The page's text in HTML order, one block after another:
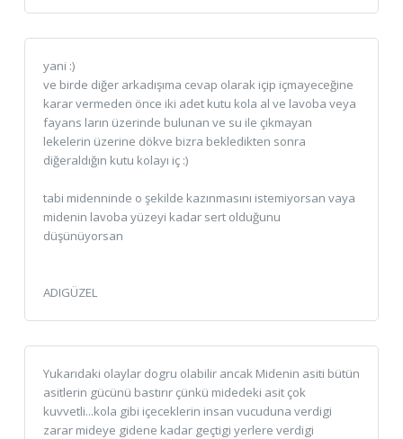
yani :)
ve birde diğer arkadışıma cevap olarak içip içmayeceğine
karar vermeden önce iki adet kutu kola al ve lavoba veya
fayans ların üzerinde bulunan ve su ile çıkmayan
lekelerin üzerine dökve bizra bekledikten sonra
diğeraldığın kutu kolayı iç :)
tabi midenninde o şekilde kazınmasını istemiyorsan vaya
midenin lavoba yüzeyi kadar sert olduğunu
düşünüyorsan
ADIGÜZEL
Yukarıdaki olaylar dogru olabilir ancak Midenin asiti bütün
asitlerin gücünü bastırır çünkü midedeki asit çok
kuvvetli...kola gibi içeceklerin insan vucuduna verdigi
zarar mideye gidene kadar geçtigi yerlere verdigi